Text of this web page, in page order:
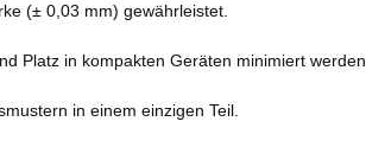
(± 0,03 mm) gewährleistet.
Platz in kompakten Geräten minimiert werden.
in einem einzigen Teil.